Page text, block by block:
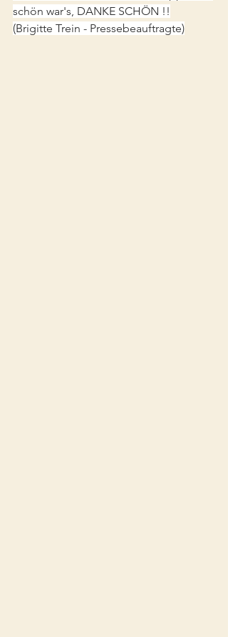
schön war's, DANKE SCHÖN !!
(Brigitte Trein - Pressebeauftragte)